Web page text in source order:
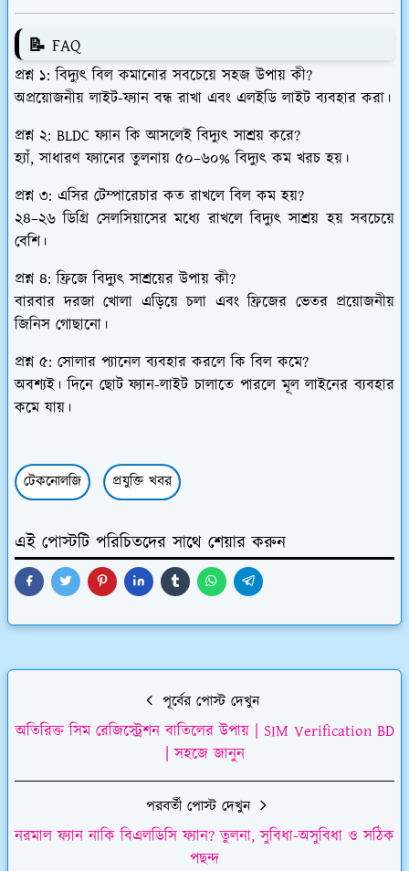
📝 FAQ
প্রশ্ন ১: বিদ্যুৎ বিল কমানোর সবচেয়ে সহজ উপায় কী?
অপ্রয়োজনীয় লাইট-ফ্যান বন্ধ রাখা এবং এলইডি লাইট ব্যবহার করা।
প্রশ্ন ২: BLDC ফ্যান কি আসলেই বিদ্যুৎ সাশ্রয় করে?
হ্যাঁ, সাধারণ ফ্যানের তুলনায় ৫০–৬০% বিদ্যুৎ কম খরচ হয়।
প্রশ্ন ৩: এসির টেম্পারেচার কত রাখলে বিল কম হয়?
২৪–২৬ ডিগ্রি সেলসিয়াসের মধ্যে রাখলে বিদ্যুৎ সাশ্রয় হয় সবচেয়ে
বেশি।
প্রশ্ন ৪: ফ্রিজে বিদ্যুৎ সাশ্রয়ের উপায় কী?
বারবার দরজা খোলা এড়িয়ে চলা এবং ফ্রিজের ভেতর প্রয়োজনীয়
জিনিস গোছানো।
প্রশ্ন ৫: সোলার প্যানেল ব্যবহার করলে কি বিল কমে?
অবশ্যই। দিনে ছোট ফ্যান-লাইট চালাতে পারলে মূল লাইনের ব্যবহার
কমে যায়।
টেকনোলজি প্রযুক্তি খবর
এই পোস্টটি পরিচিতদের সাথে শেয়ার করুন
পূর্বের পোস্ট দেখুন
অতিরিক্ত সিম রেজিস্ট্রেশন বাতিলের উপায় | SIM Verification BD
| সহজে জানুন
পরবর্তী পোস্ট দেখুন
নরমাল ফ্যান নাকি বিএলডিসি ফ্যান? তুলনা, সুবিধা-অসুবিধা ও সঠিক
পছন্দ